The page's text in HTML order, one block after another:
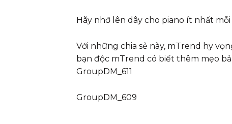
Hãy nhớ lên dây cho piano ít nhất
Với những chia sẻ này, mTrend hy
bạn độc mTrend có biết thêm mẹo
GroupDM_611
GroupDM_609